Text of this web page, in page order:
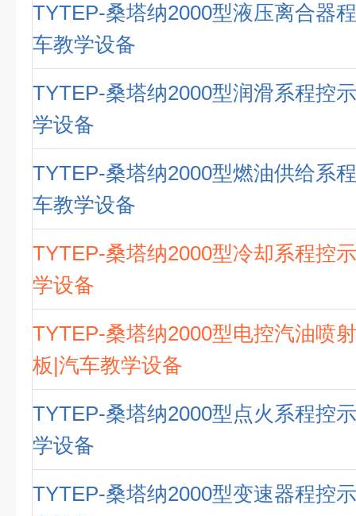
TYTEP-桑塔纳2000型液压离合器
车教学设备
TYTEP-桑塔纳2000型润滑系程控
学设备
TYTEP-桑塔纳2000型燃油供给系
车教学设备
TYTEP-桑塔纳2000型冷却系程控
学设备
TYTEP-桑塔纳2000型电控汽油喷
板|汽车教学设备
TYTEP-桑塔纳2000型点火系程控
学设备
TYTEP-桑塔纳2000型变速器程控